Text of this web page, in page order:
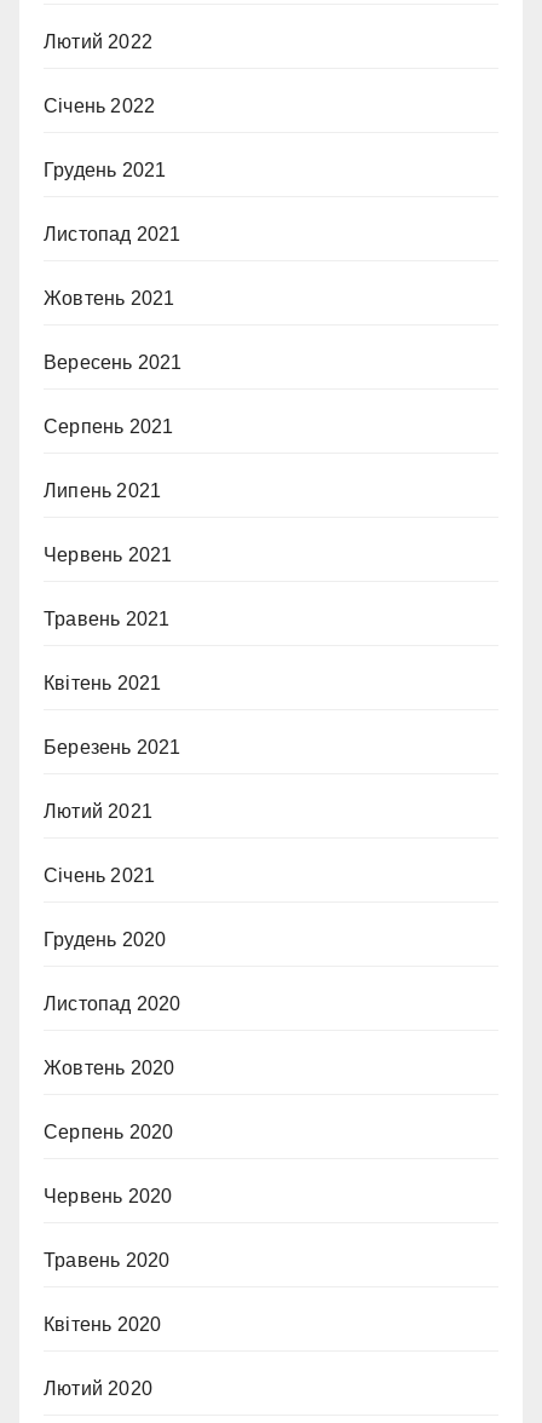
Лютий 2022
Січень 2022
Грудень 2021
Листопад 2021
Жовтень 2021
Вересень 2021
Серпень 2021
Липень 2021
Червень 2021
Травень 2021
Квітень 2021
Березень 2021
Лютий 2021
Січень 2021
Грудень 2020
Листопад 2020
Жовтень 2020
Серпень 2020
Червень 2020
Травень 2020
Квітень 2020
Лютий 2020